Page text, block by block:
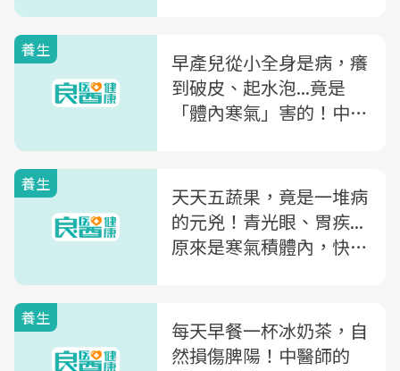
養生
早產兒從小全身是病，癢
到破皮、起水泡...竟是
「體內寒氣」害的！中醫
養生
天天五蔬果，竟是一堆病
的元兇！青光眼、胃疾...
原來是寒氣積體內，快靠
養生
每天早餐一杯冰奶茶，自
然損傷脾陽！中醫師的